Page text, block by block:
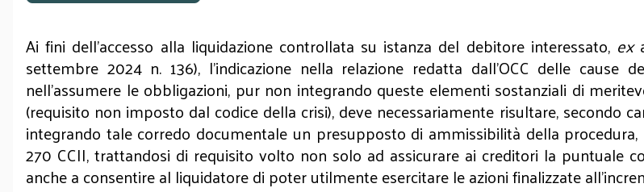
Ai fini dell’accesso alla liquidazione controllata su istanza del debitore interessato, ex
settembre 2024 n. 136), l’indicazione nella relazione redatta dall’OCC delle
nell’assumere le obbligazioni, pur non integrando queste elementi sostanziali di
(requisito non imposto dal codice della crisi), deve necessariamente risultare, secondo
integrando tale corredo documentale un presupposto di ammissibilità della
270 CCII, trattandosi di requisito volto non solo ad assicurare ai creditori la puntuale
anche a consentire al liquidatore di poter utilmente esercitare le azioni finalizzate